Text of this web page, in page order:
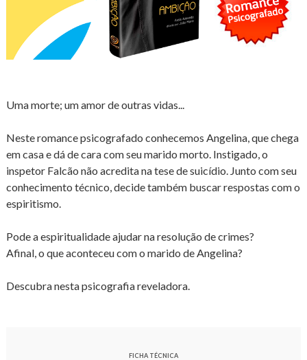
Uma morte; um amor de outras vidas...
Neste romance psicografado conhecemos Angelina, que chega
em casa e dá de cara com seu marido morto. Instigado, o
inspetor Falcão não acredita na tese de suicídio. Junto com seu
conhecimento técnico, decide também buscar respostas com o
espiritismo.
Pode a espiritualidade ajudar na resolução de crimes?
Afinal, o que aconteceu com o marido de Angelina?
Descubra nesta psicografia reveladora.
FICHA TÉCNICA